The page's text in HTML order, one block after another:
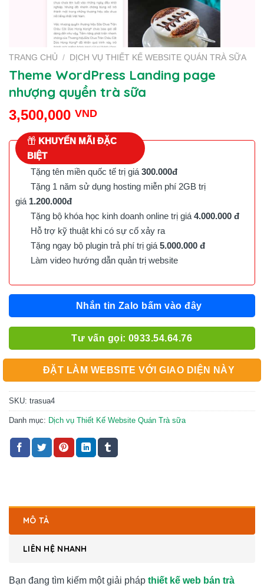
TRANG CHỦ / DỊCH VỤ THIẾT KẾ WEBSITE QUÁN TRÀ SỮA
Theme WordPress Landing page
nhượng quyền trà sữa
3,500,000 VND
KHUYẾN MÃI ĐẶC
BIỆT
Tặng tên miền quốc tế trị giá 300.000đ
Tặng 1 năm sử dụng hosting miễn phí 2GB trị
giá 1.200.000đ
Tặng bộ khóa học kinh doanh online trị giá 4.000.000 đ
Hỗ trợ kỹ thuật khi có sự cố xảy ra
Tặng ngay bộ plugin trả phí trị giá 5.000.000 đ
Làm video hướng dẫn quản trị website
Nhắn tin Zalo bấm vào đây
Tư vấn gọi: 0933.54.64.76
ĐẶT LÀM WEBSITE VỚI GIAO DIỆN NÀY
SKU: trasua4
Danh mục: Dịch vụ Thiết Kế Website Quán Trà sữa
MÔ TẢ
LIÊN HỆ NHANH
Bạn đang tìm kiếm một giải pháp thiết kế web bán trà